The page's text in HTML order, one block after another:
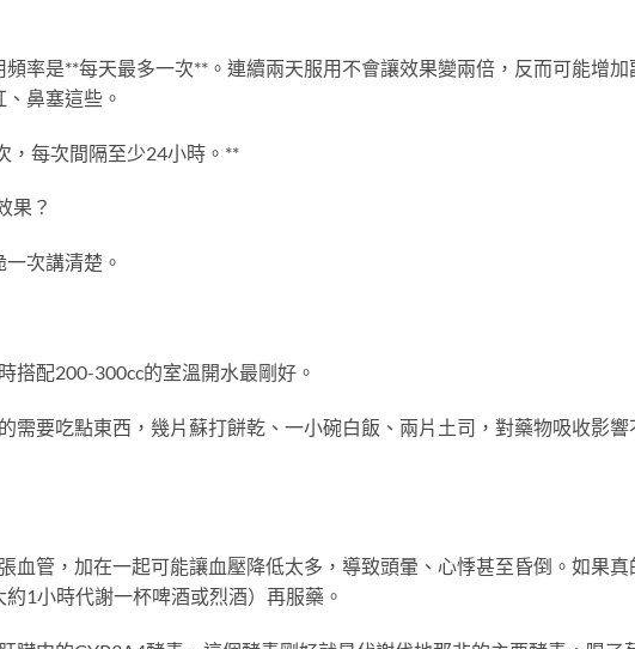
率是**每天最多一次**。連續兩天服用不會讓效果變兩倍，反而可能增加
鼻塞這些。
，每次間隔至少24小時。**
果？
次講清楚。
搭配200-300cc的室溫開水最剛好。
需要吃點東西，幾片蘇打餅乾、一小碗白飯、兩片土司，對藥物吸收影響
血管，加在一起可能讓血壓降低太多，導致頭暈、心悸甚至昏倒。如果真
1小時代謝一杯啤酒或烈酒）再服藥。